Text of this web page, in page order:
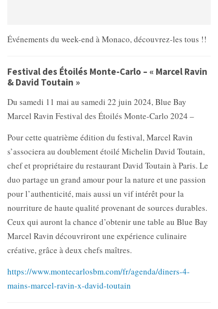
Événements du week-end à Monaco, découvrez-les tous !!
Festival des Étoilés Monte-Carlo – « Marcel Ravin
& David Toutain »
Du samedi 11 mai au samedi 22 juin 2024, Blue Bay
Marcel Ravin Festival des Étoilés Monte-Carlo 2024 –
Pour cette quatrième édition du festival, Marcel Ravin
s’associera au doublement étoilé Michelin David Toutain,
chef et propriétaire du restaurant David Toutain à Paris. Le
duo partage un grand amour pour la nature et une passion
pour l’authenticité, mais aussi un vif intérêt pour la
nourriture de haute qualité provenant de sources durables.
Ceux qui auront la chance d’obtenir une table au Blue Bay
Marcel Ravin découvriront une expérience culinaire
créative, grâce à deux chefs maîtres.
https://www.montecarlosbm.com/fr/agenda/diners-4-
mains-marcel-ravin-x-david-toutain